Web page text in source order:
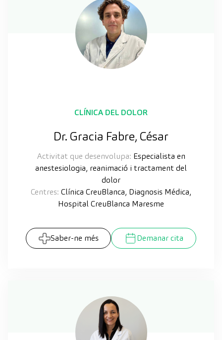
CLÍNICA DEL DOLOR
Dr. Gracia Fabre, César
Activitat que desenvolupa: Especialista en
anestesiologia, reanimació i tractament del
dolor
Centres: Clínica CreuBlanca, Diagnosis Médica,
Hospital CreuBlanca Maresme
Saber-ne més Demanar cita